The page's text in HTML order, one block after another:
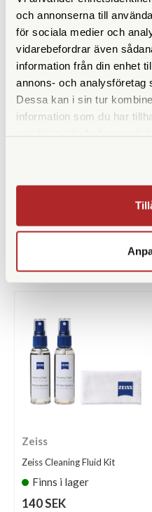
och annonserna till
för sociala medier och
vidarebefordrar även
information från din enhet
annons- och analysföretag
Dessa kan i sin tur
information som du har
Höjd (mm)
Bredd (mm)
Djup (mm)
Garanti
ANDRA KÖPTE
Zeiss
Zeiss Cleaning Fluid Kit
Finns i lager
140 SEK